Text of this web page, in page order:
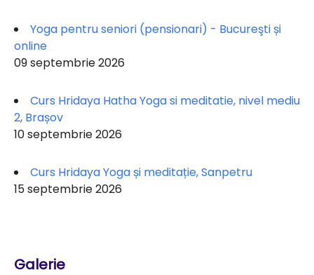
Yoga pentru seniori (pensionari) - Bucureşti și
online
09 septembrie 2026
Curs Hridaya Hatha Yoga si meditatie, nivel mediu
2, Brașov
10 septembrie 2026
Curs Hridaya Yoga și meditație, Sanpetru
15 septembrie 2026
Galerie